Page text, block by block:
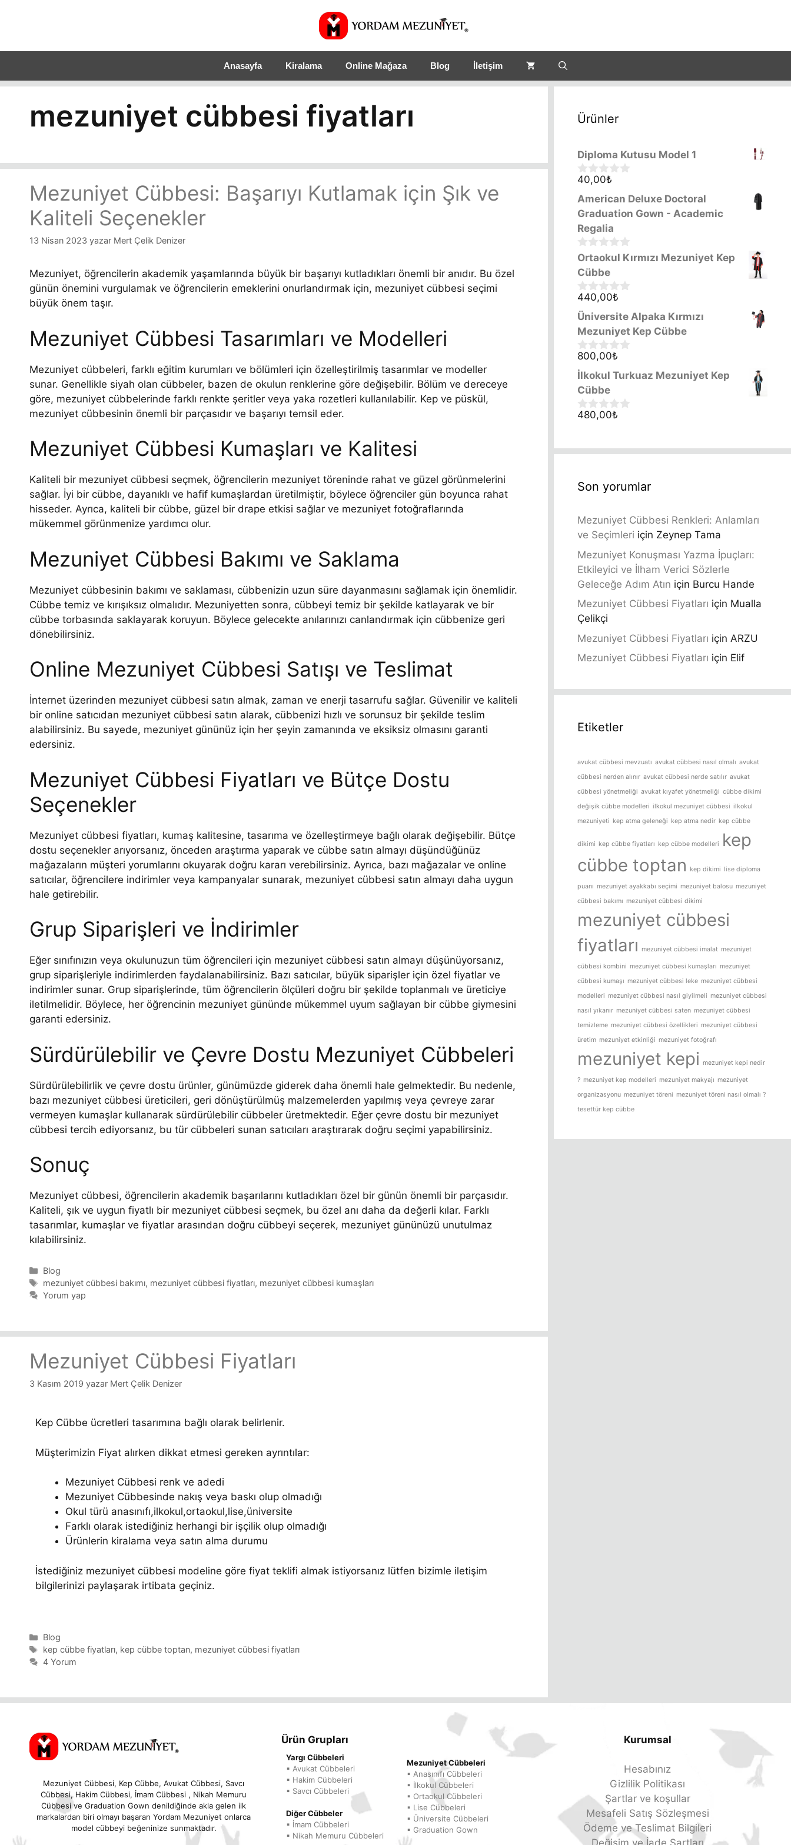
Anasayfa Kiralama Online Mağaza Blog İletişim
mezuniyet cübbesi fiyatları
Mezuniyet Cübbesi: Başarıyı Kutlamak için Şık ve
Kaliteli Seçenekler
13 Nisan 2023 yazar Mert Çelik Denizer
Mezuniyet, öğrencilerin akademik yaşamlarında büyük bir başarıyı kutladıkları önemli bir anıdır. Bu özel
günün önemini vurgulamak ve öğrencilerin emeklerini onurlandırmak için, mezuniyet cübbesi seçimi
büyük önem taşır.
Mezuniyet Cübbesi Tasarımları ve Modelleri
Mezuniyet cübbeleri, farklı eğitim kurumları ve bölümleri için özelleştirilmiş tasarımlar ve modeller
sunar. Genellikle siyah olan cübbeler, bazen de okulun renklerine göre değişebilir. Bölüm ve dereceye
göre, mezuniyet cübbelerinde farklı renkte şeritler veya yaka rozetleri kullanılabilir. Kep ve püskül,
mezuniyet cübbesinin önemli bir parçasıdır ve başarıyı temsil eder.
Mezuniyet Cübbesi Kumaşları ve Kalitesi
Kaliteli bir mezuniyet cübbesi seçmek, öğrencilerin mezuniyet töreninde rahat ve güzel görünmelerini
sağlar. İyi bir cübbe, dayanıklı ve hafif kumaşlardan üretilmiştir, böylece öğrenciler gün boyunca rahat
hisseder. Ayrıca, kaliteli bir cübbe, güzel bir drape etkisi sağlar ve mezuniyet fotoğraflarında
mükemmel görünmenize yardımcı olur.
Mezuniyet Cübbesi Bakımı ve Saklama
Mezuniyet cübbesinin bakımı ve saklaması, cübbenizin uzun süre dayanmasını sağlamak için önemlidir.
Cübbe temiz ve kırışıksız olmalıdır. Mezuniyetten sonra, cübbeyi temiz bir şekilde katlayarak ve bir
cübbe torbasında saklayarak koruyun. Böylece gelecekte anılarınızı canlandırmak için cübbenize geri
dönebilirsiniz.
Online Mezuniyet Cübbesi Satışı ve Teslimat
İnternet üzerinden mezuniyet cübbesi satın almak, zaman ve enerji tasarrufu sağlar. Güvenilir ve kaliteli
bir online satıcıdan mezuniyet cübbesi satın alarak, cübbenizi hızlı ve sorunsuz bir şekilde teslim
alabilirsiniz. Bu sayede, mezuniyet gününüz için her şeyin zamanında ve eksiksiz olmasını garanti
edersiniz.
Mezuniyet Cübbesi Fiyatları ve Bütçe Dostu
Seçenekler
Mezuniyet cübbesi fiyatları, kumaş kalitesine, tasarıma ve özelleştirmeye bağlı olarak değişebilir. Bütçe
dostu seçenekler arıyorsanız, önceden araştırma yaparak ve cübbe satın almayı düşündüğünüz
mağazaların müşteri yorumlarını okuyarak doğru kararı verebilirsiniz. Ayrıca, bazı mağazalar ve online
satıcılar, öğrencilere indirimler veya kampanyalar sunarak, mezuniyet cübbesi satın almayı daha uygun
hale getirebilir.
Grup Siparişleri ve İndirimler
Eğer sınıfınızın veya okulunuzun tüm öğrencileri için mezuniyet cübbesi satın almayı düşünüyorsanız,
grup siparişleriyle indirimlerden faydalanabilirsiniz. Bazı satıcılar, büyük siparişler için özel fiyatlar ve
indirimler sunar. Grup siparişlerinde, tüm öğrencilerin ölçüleri doğru bir şekilde toplanmalı ve üreticiye
iletilmelidir. Böylece, her öğrencinin mezuniyet gününde mükemmel uyum sağlayan bir cübbe giymesini
garanti edersiniz.
Sürdürülebilir ve Çevre Dostu Mezuniyet Cübbeleri
Sürdürülebilirlik ve çevre dostu ürünler, günümüzde giderek daha önemli hale gelmektedir. Bu nedenle,
bazı mezuniyet cübbesi üreticileri, geri dönüştürülmüş malzemelerden yapılmış veya çevreye zarar
vermeyen kumaşlar kullanarak sürdürülebilir cübbeler üretmektedir. Eğer çevre dostu bir mezuniyet
cübbesi tercih ediyorsanız, bu tür cübbeleri sunan satıcıları araştırarak doğru seçimi yapabilirsiniz.
Sonuç
Mezuniyet cübbesi, öğrencilerin akademik başarılarını kutladıkları özel bir günün önemli bir parçasıdır.
Kaliteli, şık ve uygun fiyatlı bir mezuniyet cübbesi seçmek, bu özel anı daha da değerli kılar. Farklı
tasarımlar, kumaşlar ve fiyatlar arasından doğru cübbeyi seçerek, mezuniyet gününüzü unutulmaz
kılabilirsiniz.
Blog
mezuniyet cübbesi bakımı, mezuniyet cübbesi fiyatları, mezuniyet cübbesi kumaşları
Yorum yap
Mezuniyet Cübbesi Fiyatları
3 Kasım 2019 yazar Mert Çelik Denizer
Kep Cübbe ücretleri tasarımına bağlı olarak belirlenir.
Müşterimizin Fiyat alırken dikkat etmesi gereken ayrıntılar:
Mezuniyet Cübbesi renk ve adedi
Mezuniyet Cübbesinde nakış veya baskı olup olmadığı
Okul türü anasınıfı,ilkokul,ortaokul,lise,üniversite
Farklı olarak istediğiniz herhangi bir işçilik olup olmadığı
Ürünlerin kiralama veya satın alma durumu
İstediğiniz mezuniyet cübbesi modeline göre fiyat teklifi almak istiyorsanız lütfen bizimle iletişim
bilgilerinizi paylaşarak irtibata geçiniz.
Blog
kep cübbe fiyatları, kep cübbe toptan, mezuniyet cübbesi fiyatları
4 Yorum
Ürünler
Diploma Kutusu Model 1
0
o
u
t
o
f
5
40,00₺
American Deluxe Doctoral
Graduation Gown - Academic
Regalia
0
o
u
t
o
5
Ortaokul Kırmızı Mezuniyet Kep
Cübbe
0
o
u
t
o
f
5
440,00₺
Üniversite Alpaka Kırmızı
Mezuniyet Kep Cübbe
0
o
u
t
o
f
5
800,00₺
İlkokul Turkuaz Mezuniyet Kep
Cübbe
0
t
480,00₺
Son yorumlar
Mezuniyet Cübbesi Renkleri: Anlamları
ve Seçimleri için Zeynep Tama
Mezuniyet Konuşması Yazma İpuçları:
Etkileyici ve İlham Verici Sözlerle
Geleceğe Adım Atın için Burcu Hande
Mezuniyet Cübbesi Fiyatları için Mualla
Çelikçi
Mezuniyet Cübbesi Fiyatları için ARZU
Mezuniyet Cübbesi Fiyatları için Elif
Etiketler
avukat cübbesi mevzuatı avukat cübbesi nasıl olmalı avukat
cübbesi nerden alınır avukat cübbesi nerde satılır avukat
cübbesi yönetmeliği avukat kıyafet yönetmeliği cübbe dikimi
değişik cübbe modelleri ilkokul mezuniyet cübbesi ilkokul
mezuniyeti kep atma geleneği kep atma nedir kep cübbe
dikimi kep cübbe fiyatları kep cübbe modelleri
kep
cübbe toptan kep dikimi lise diploma
puanı mezuniyet ayakkabı seçimi mezuniyet balosu mezuniyet
cübbesi bakımı mezuniyet cübbesi dikimi
mezuniyet cübbesi
fiyatları mezuniyet cübbesi imalat mezuniyet
cübbesi kombini mezuniyet cübbesi kumaşları mezuniyet
cübbesi kumaşı mezuniyet cübbesi leke mezuniyet cübbesi
modelleri mezuniyet cübbesi nasıl giyilmeli mezuniyet cübbesi
nasıl yıkanır mezuniyet cübbesi saten mezuniyet cübbesi
temizleme mezuniyet cübbesi özellikleri mezuniyet cübbesi
üretim mezuniyet etkinliği mezuniyet fotoğrafı
mezuniyet kepi mezuniyet kepi nedir
? mezuniyet kep modelleri mezuniyet makyajı mezuniyet
organizasyonu mezuniyet töreni mezuniyet töreni nasıl olmalı ?
tesettür kep cübbe
Mezuniyet Cübbesi, Kep Cübbe, Avukat Cübbesi, Savcı
Cübbesi, Hakim Cübbesi, İmam Cübbesi , Nikah Memuru
Cübbesi ve Graduation Gown denildiğinde akla gelen ilk
markalardan biri olmayı başaran Yordam Mezuniyet onlarca
model cübbeyi beğeninize sunmaktadır.
Ürün Grupları
Yargı Cübbeleri
▪ Avukat Cübbeleri
▪ Hakim Cübbeleri
▪ Savcı Cübbeleri
Diğer Cübbeler
▪ İmam Cübbeleri
▪ Nikah Memuru Cübbeleri
Mezuniyet Cübbeleri
▪ Anasınıfı Cübbeleri
▪ İlkokul Cübbeleri
▪ Ortaokul Cübbeleri
▪ Lise Cübbeleri
▪ Üniversite Cübbeleri
▪ Graduation Gown
Kurumsal
Hesabınız
Gizlilik Politikası
Şartlar ve koşullar
Mesafeli Satış Sözleşmesi
Ödeme ve Teslimat Bilgileri